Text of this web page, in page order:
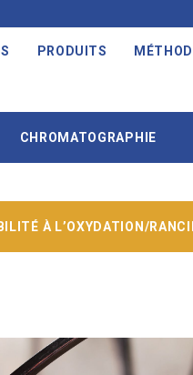
PRODUITS
CHROMATOGRAPHIE
À L’OXYDATION/